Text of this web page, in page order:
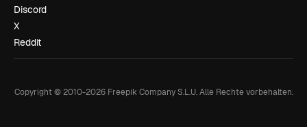
Discord
X
Reddit
Copyright © 2010-2026Freepik Company S.L.U. Alle Rechte vorbehalten.